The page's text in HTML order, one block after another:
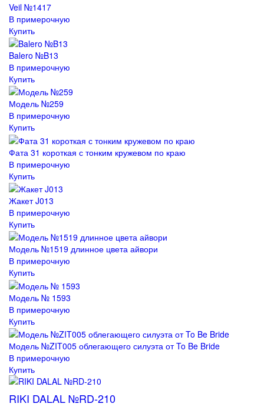
Veil №1417
В примерочную
Купить
Balero №B13
В примерочную
Купить
Модель №259
В примерочную
Купить
Фата 31 короткая с тонким кружевом по краю
В примерочную
Купить
Жакет J013
В примерочную
Купить
Модель №1519 длинное цвета айвори
В примерочную
Купить
Модель № 1593
В примерочную
Купить
Модель №ZIT005 облегающего силуэта от To Be Bride
В примерочную
Купить
RIKI DALAL №RD-210